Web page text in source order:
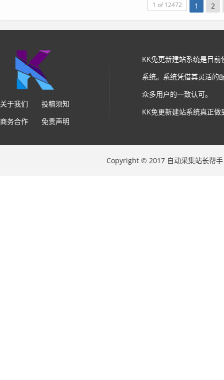
1 of 12472 1 2
关于我们
投稿须知
商务合作
免责声明
KK免更新建站系统是目
系统。系统凭借其灵活的
众多用户的一致认可。
KK免更新建站系统真正
Copyright © 2017 自动采集站长帮手